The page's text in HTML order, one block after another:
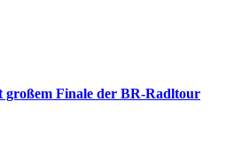
großem Finale der BR-Radltour